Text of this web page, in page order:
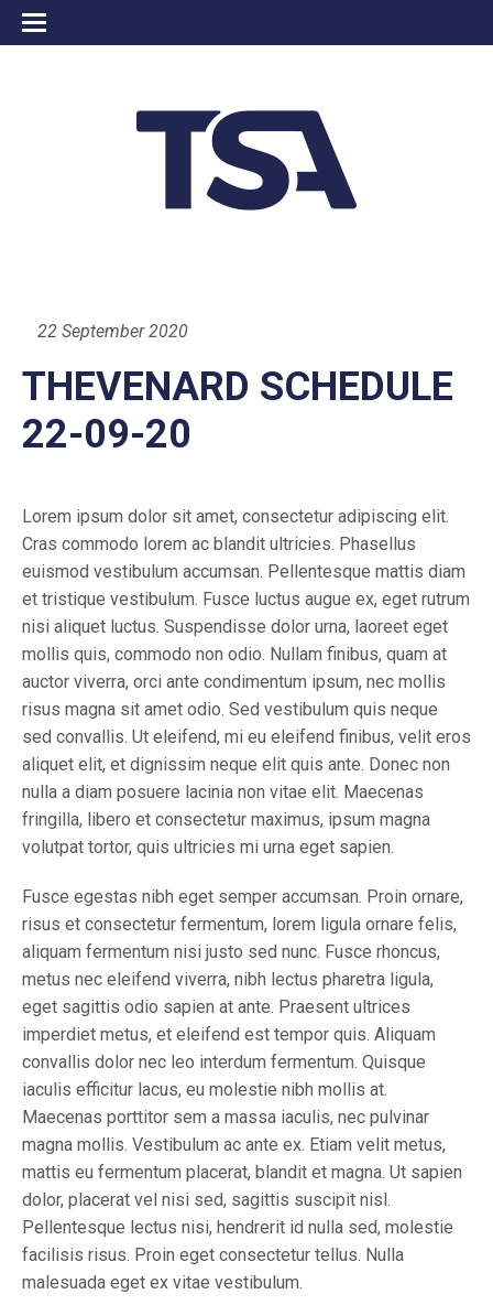
22 September 2020
THEVENARD SCHEDULE
22-09-20
Lorem ipsum dolor sit amet, consectetur adipiscing elit.
Cras commodo lorem ac blandit ultricies. Phasellus
euismod vestibulum accumsan. Pellentesque mattis diam
et tristique vestibulum. Fusce luctus augue ex, eget rutrum
nisi aliquet luctus. Suspendisse dolor urna, laoreet eget
mollis quis, commodo non odio. Nullam finibus, quam at
auctor viverra, orci ante condimentum ipsum, nec mollis
risus magna sit amet odio. Sed vestibulum quis neque
sed convallis. Ut eleifend, mi eu eleifend finibus, velit eros
aliquet elit, et dignissim neque elit quis ante. Donec non
nulla a diam posuere lacinia non vitae elit. Maecenas
fringilla, libero et consectetur maximus, ipsum magna
volutpat tortor, quis ultricies mi urna eget sapien.
Fusce egestas nibh eget semper accumsan. Proin ornare,
risus et consectetur fermentum, lorem ligula ornare felis,
aliquam fermentum nisi justo sed nunc. Fusce rhoncus,
metus nec eleifend viverra, nibh lectus pharetra ligula,
eget sagittis odio sapien at ante. Praesent ultrices
imperdiet metus, et eleifend est tempor quis. Aliquam
convallis dolor nec leo interdum fermentum. Quisque
iaculis efficitur lacus, eu molestie nibh mollis at.
Maecenas porttitor sem a massa iaculis, nec pulvinar
magna mollis. Vestibulum ac ante ex. Etiam velit metus,
mattis eu fermentum placerat, blandit et magna. Ut sapien
dolor, placerat vel nisi sed, sagittis suscipit nisl.
Pellentesque lectus nisi, hendrerit id nulla sed, molestie
facilisis risus. Proin eget consectetur tellus. Nulla
malesuada eget ex vitae vestibulum.